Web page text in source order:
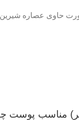
عصاره‌ شیرین
پوست چرب